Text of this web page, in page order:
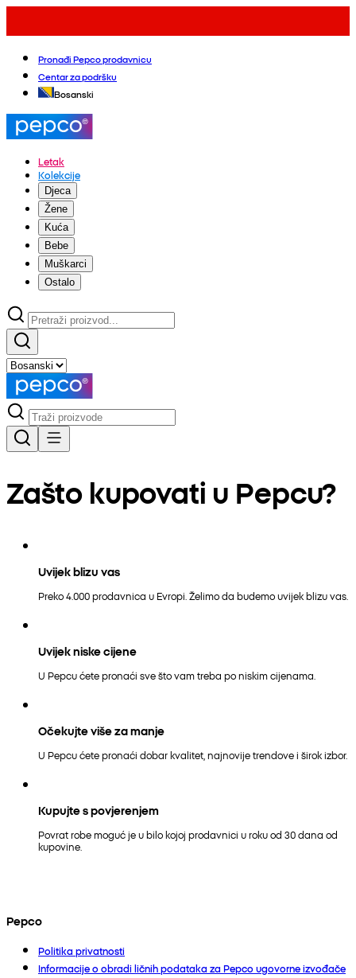
Pronađi Pepco prodavnicu
Centar za podršku
Bosanski
Letak
Kolekcije
Djeca
Žene
Kuća
Bebe
Muškarci
Ostalo
Zašto kupovati u Pepcu?
Uvijek blizu vas
Preko 4.000 prodavnica u Evropi. Želimo da budemo uvijek blizu vas.
Uvijek niske cijene
U Pepcu ćete pronaći sve što vam treba po niskim cijenama.
Očekujte više za manje
U Pepcu ćete pronaći dobar kvalitet, najnovije trendove i širok izbor.
Kupujte s povjerenjem
Povrat robe moguć je u bilo kojoj prodavnici u roku od 30 dana od
kupovine.
Pepco
Politika privatnosti
Informacije o obradi ličnih podataka za Pepco ugovorne izvođače